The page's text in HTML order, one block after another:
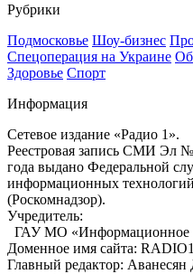
Рубрики
Подмосковье Шоу-бизнес
Спецоперация на Украине
Здоровье Спорт
Информация
Сетевое издание «Радио 1».
Реестровая запись СМИ Эл
года выдано Федеральной
информационных
(Роскомнадзор).
Учредитель:
ГАУ МО «Информационное
Доменное имя сайта:
Главный редактор: